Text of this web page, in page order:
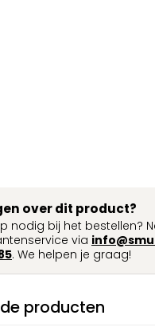
over dit product?
nodig bij het bestellen?
via
. We helpen je graag!
producten